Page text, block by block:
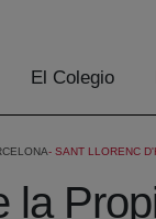
El Colegio
SANT LLORENC
la